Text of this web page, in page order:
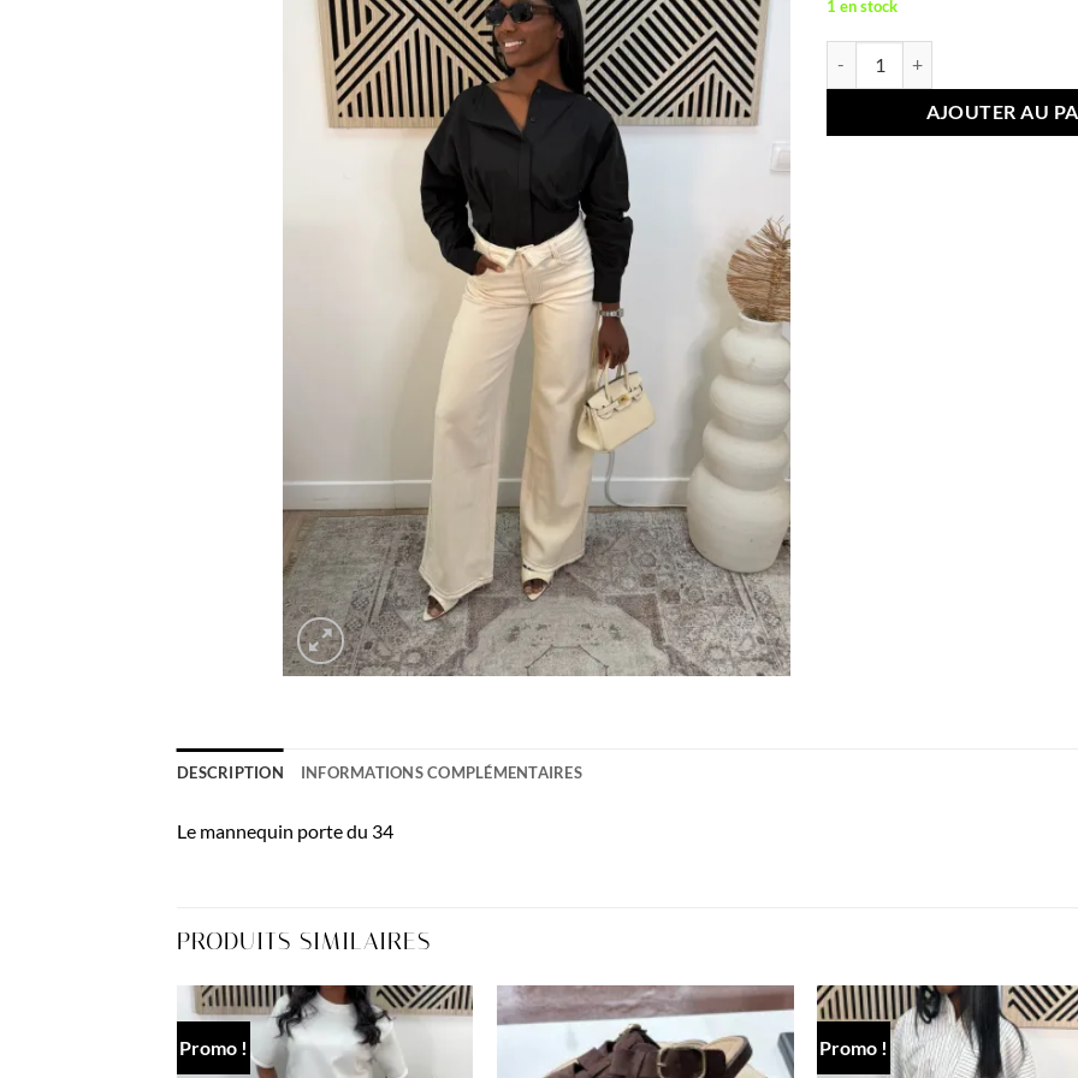
1 en stock
AJOUTER AU
DESCRIPTION INFORMATIONS COMPLÉMENTAIRES
Le mannequin porte du 34
PRODUITS SIMILAIRES
Promo ! Promo !